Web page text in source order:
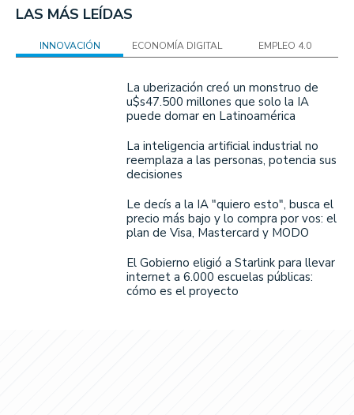
LAS MÁS LEÍDAS
INNOVACIÓN ECONOMÍA DIGITAL EMPLEO 4.0
La uberización creó un monstruo de
u$s47.500 millones que solo la IA
puede domar en Latinoamérica
La inteligencia artificial industrial no
reemplaza a las personas, potencia sus
decisiones
Le decís a la IA "quiero esto", busca el
precio más bajo y lo compra por vos: el
plan de Visa, Mastercard y MODO
El Gobierno eligió a Starlink para llevar
internet a 6.000 escuelas públicas:
cómo es el proyecto